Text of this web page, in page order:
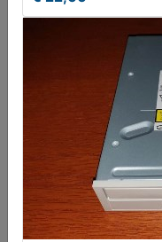
WD Caviar 80 GB